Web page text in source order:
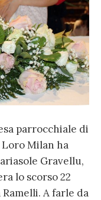
parrocchiale di
Milan ha
Gravellu,
lo scorso 22
A farle da